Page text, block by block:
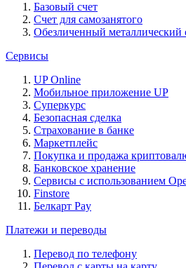
Базовый счет
Счет для самозанятого
Обезличенный металлический
Сервисы
UP Online
Мобильное приложение UP
Суперкурс
Безопасная сделка
Страхование в банке
Маркетплейс
Покупка и продажа
Банковское хранение
Сервисы с использованием
Finstore
Белкарт Pay
Платежи и переводы
Перевод по телефону